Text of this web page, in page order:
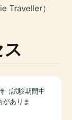
Traveller）
（試験期間中
ありま